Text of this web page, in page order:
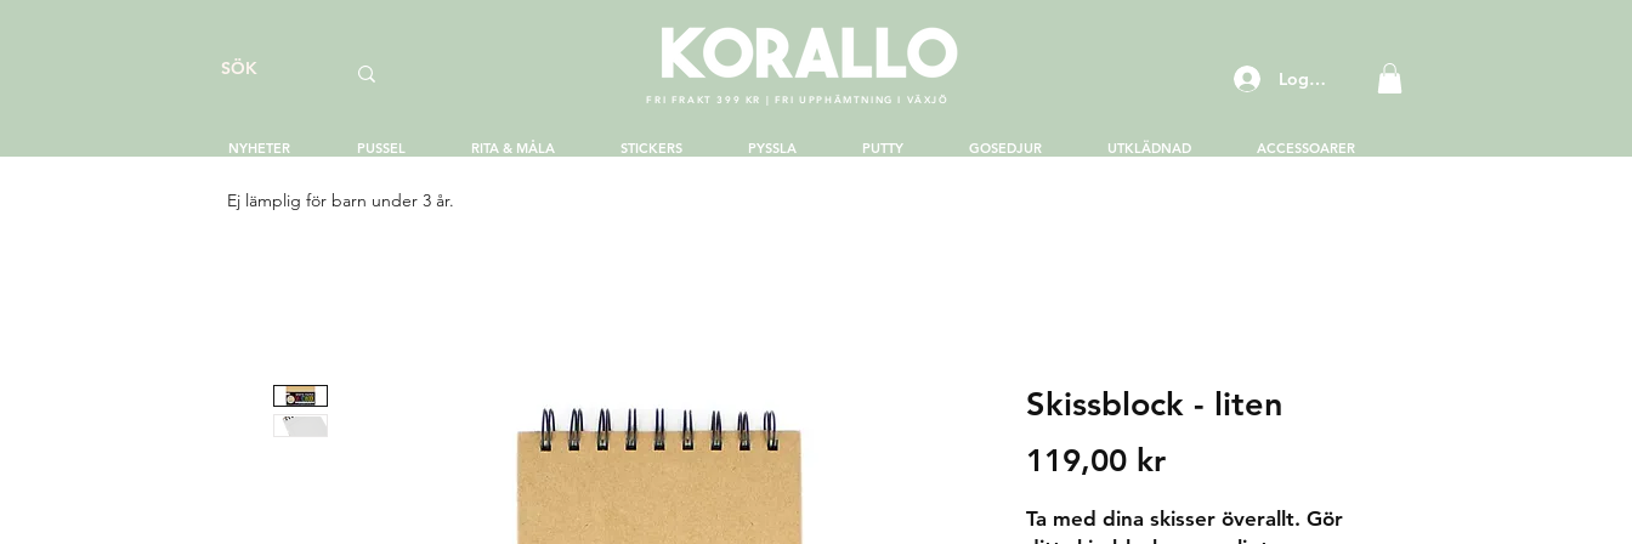
Ej lämplig för barn under 3 år.
Skissblock - liten
119,00 krPrice
Ta med dina skisser överallt. Gör
FRI FRAKT 399 KR | FRI UPPHÄMTNING I VÄXJÖ
Logga in
NYHETER PUSSEL RITA & MÅLA STICKERS PYSSLA PUTTY GOSEDJUR UTKLÄDNAD ACCESSOARER